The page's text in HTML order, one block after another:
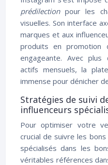
prédilectionpour les
visuelles. Son interface
marques et aux
produits en promotion
engageante. Avec plus
actifs mensuels, la
immense pour dénicher
Stratégies de suivi
influenceurs
Pour optimiser votre
crucial de suivre les
spécialisés dans les
véritables références